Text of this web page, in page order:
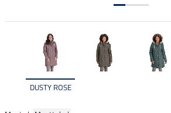
DUSTY ROSE